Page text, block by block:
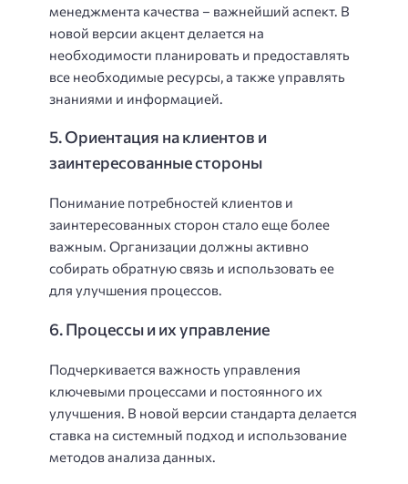
менеджмента качества – важнейший аспект. В
новой версии акцент делается на
необходимости планировать и предоставлять
все необходимые ресурсы, а также управлять
знаниями и информацией.
5. Ориентация на клиентов и
заинтересованные стороны
Понимание потребностей клиентов и
заинтересованных сторон стало еще более
важным. Организации должны активно
собирать обратную связь и использовать ее
для улучшения процессов.
6. Процессы и их управление
Подчеркивается важность управления
ключевыми процессами и постоянного их
улучшения. В новой версии стандарта делается
ставка на системный подход и использование
методов анализа данных.